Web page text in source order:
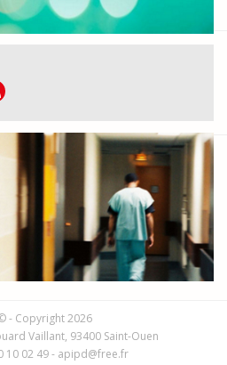
- Copyright 2026
Vaillant, 93400 Saint-Ouen
10 02 49 - apipd@free.fr